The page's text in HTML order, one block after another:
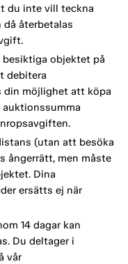
du inte vill teckna
återbetalas
objektet på
debitera
din möjlighet att köpa
(utan att besöka
ångerrätt, men måste
Dina
ersätts ej när
14 dagar kan
Du deltager i
vår